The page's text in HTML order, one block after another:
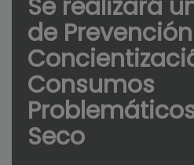
Se realizará
de
Consumos
Seco